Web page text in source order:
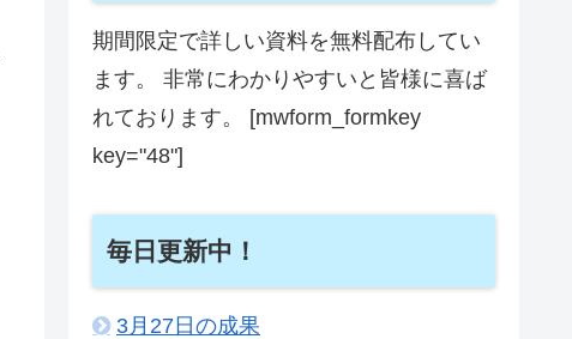
期間限定で詳しい資料を無料配布してい
ます。 非常にわかりやすいと皆様に喜ば
れております。 [mwform_formkey
key="48"]
毎日更新中！
3月27日の成果